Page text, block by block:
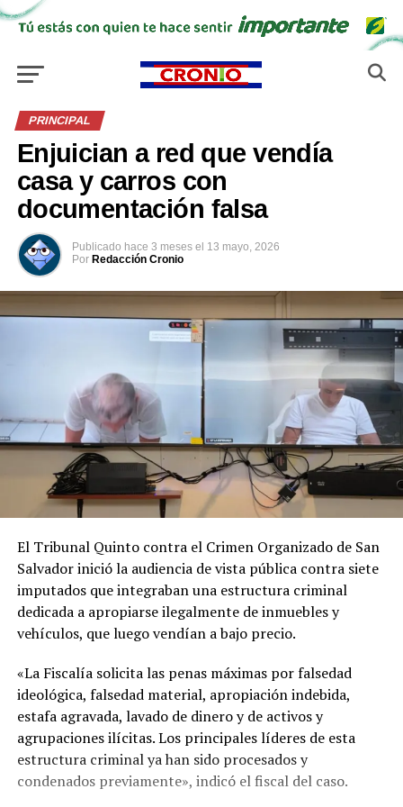
PRINCIPAL
Enjuician a red que vendía
casa y carros con
documentación falsa
Publicado hace 3 meses el 13 mayo, 2026
Por Redacción Cronio
El Tribunal Quinto contra el Crimen Organizado de San
Salvador inició la audiencia de vista pública contra siete
imputados que integraban una estructura criminal
dedicada a apropiarse ilegalmente de inmuebles y
vehículos, que luego vendían a bajo precio.
«La Fiscalía solicita las penas máximas por falsedad
ideológica, falsedad material, apropiación indebida,
estafa agravada, lavado de dinero y de activos y
agrupaciones ilícitas. Los principales líderes de esta
estructura criminal ya han sido procesados y
condenados previamente», indicó el fiscal del caso.